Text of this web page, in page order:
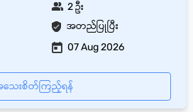
အတည်ပြုပြီး
2 ဦး
07 Aug 2026
ေးစိတ်ကြည့်ရန်